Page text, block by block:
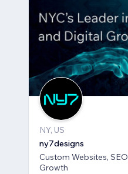
NY, US
ny7designs
Custom Websites,
Growth